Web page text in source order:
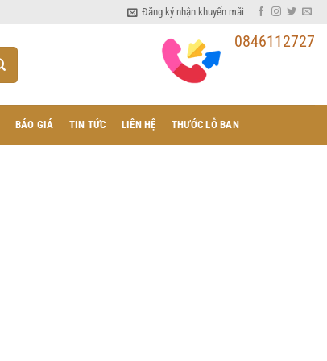
Đăng ký nhận khuyến mãi
0846112727
BÁO GIÁ TIN TỨC LIÊN HỆ THƯỚC LỖ BAN